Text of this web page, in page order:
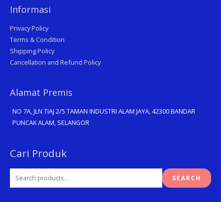
Informasi
Privacy Policy
Terms & Condition
Shipping Policy
Cancellation and Refund Policy
Alamat Premis
NO 7A, JLN TIAJ 2/5 TAMAN INDUSTRI ALAM JAYA, 42300 BANDAR
PUNCAK ALAM, SELANGOR
Cari Produk
Search
SEARCH